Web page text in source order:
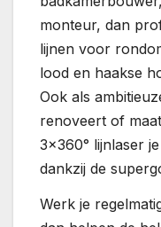
monteur, dan
lijnen voor
lood en haakse
Ook als
renoveert of
3×360° lijnlaser
dankzij de
Werk je